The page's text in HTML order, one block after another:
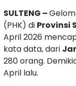
SULTENG –
(PHK) di Provinsi
April 2026
kata data, dari
280 orang.
April lalu.